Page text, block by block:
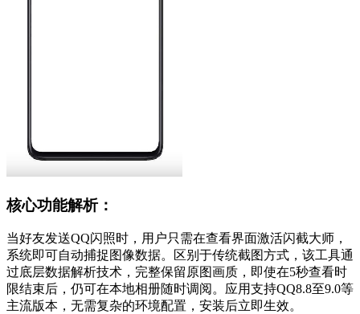
核心功能解析：
当好友发送QQ闪照时，用户只需在查看界面激活闪截大师，
系统即可自动捕捉图像数据。区别于传统截图方式，该工具通
过底层数据解析技术，完整保留原图画质，即使在5秒查看时
限结束后，仍可在本地相册随时调阅。应用支持QQ8.8至9.0等
主流版本，无需复杂的环境配置，安装后立即生效。